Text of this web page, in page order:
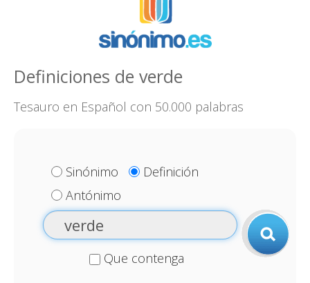
Definiciones de verde
Tesauro en Español con 50.000 palabras
Sinónimo
Definición
Antónimo
Que contenga